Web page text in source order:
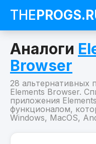
THEPROGS
Аналоги
Browser
28 альтернативных
Elements Browser.
приложения
функционалом,
Windows, MacOS,